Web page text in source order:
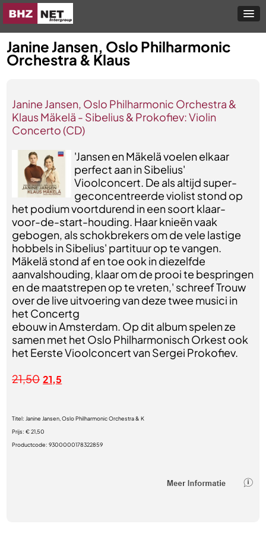
Janine Jansen, Oslo Philharmonic
Orchestra & Klaus
Janine Jansen, Oslo Philharmonic Orchestra &
Klaus Mäkelä - Sibelius & Prokofiev: Violin
Concerto (CD)
'Jansen en Mäkelä voelen elkaar
perfect aan in Sibelius'
Vioolconcert. De als altijd super-
geconcentreerde violist stond op
het podium voortdurend in een soort klaar-
voor-de-start-houding. Haar knieën vaak
gebogen, als schokbrekers om de vele lastige
hobbels in Sibelius' partituur op te vangen.
Mäkelä stond af en toe ook in diezelfde
aanvalshouding, klaar om de prooi te bespringen
en de maatstrepen op te vreten,' schreef Trouw
over de live uitvoering van deze twee musici in
het Concertg
ebouw in Amsterdam. Op dit album spelen ze
samen met het Oslo Philharmonisch Orkest ook
het Eerste Vioolconcert van Sergei Prokofiev.
21,50 21,5
Titel: Janine Jansen, Oslo Philharmonic Orchestra & K
Prijs:€ 21,50
Productcode:9300000178322859